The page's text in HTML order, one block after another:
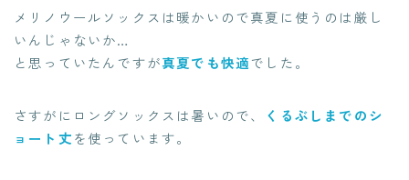
メリノウールソックスは暖かいので真夏に使うのは厳し
いんじゃないか…
と思っていたんですが真夏でも快適でした。
さすがにロングソックスは暑いので、
くるぶしまでのシ
ョート丈を使っています。